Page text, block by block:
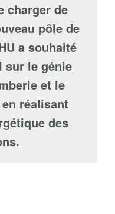
charger de
pôle de
a souhaité
sur le génie
et le
réalisant
des